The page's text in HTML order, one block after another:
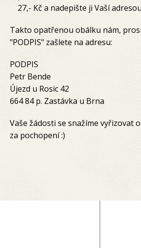
27,- Kč a nadepište ji Vaší
Takto opatřenou obálku nám,
"PODPIS" zašlete na adresu:
PODPIS
Petr Bende
Újezd u Rosic 42
664 84 p. Zastávka u Brna
Vaše žádosti se snažíme vyřizovat
za pochopení :)